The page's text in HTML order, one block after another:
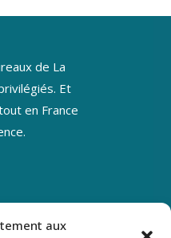
aux
de La
Et
en France